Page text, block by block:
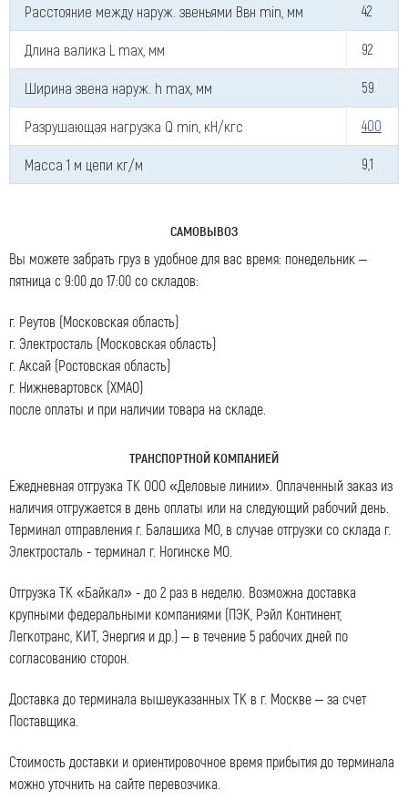
Расстояние между наруж. звеньями Ввн min, мм 42
Длина валика L max, мм 92
Ширина звена наруж. h max, мм 59
Разрушающая нагрузка Q min, кН/кгс 400
Масса 1 м цепи кг/м 9,1
САМОВЫВОЗ
Вы можете забрать груз в удобное для вас время: понедельник –
пятница с 9:00 до 17:00 со складов:
г. Реутов (Московская область)
г. Электросталь (Московская область)
г. Аксай (Ростовская область)
г. Нижневартовск (ХМАО)
после оплаты и при наличии товара на складе.
ТРАНСПОРТНОЙ КОМПАНИЕЙ
Ежедневная отгрузка ТК ООО «Деловые линии». Оплаченный заказ из
наличия отгружается в день оплаты или на следующий рабочий день.
Терминал отправления г. Балашиха МО, в случае отгрузки со склада г.
Электросталь - терминал г. Ногинске МО.
Отгрузка ТК «Байкал» - до 2 раз в неделю. Возможна доставка
крупными федеральными компаниями (ПЭК, Рэйл Континент,
Легкотранс, КИТ, Энергия и др.) – в течение 5 рабочих дней по
согласованию сторон.
Доставка до терминала вышеуказанных ТК в г. Москве – за счет
Поставщика.
Стоимость доставки и ориентировочное время прибытия до терминала
можно уточнить на сайте перевозчика.
Компания
Номер телефона для связи (обязательно)
Ваше сообщение
Я даю согласие на обработку моих персональных
данных (ФИО/Компания, телефон, email) компанией
ООО «ЦЕПЬИНВЕСТ».
Посмотреть текст согласия